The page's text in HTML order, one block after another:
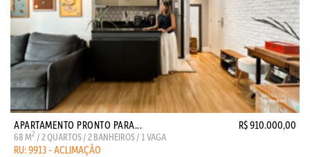
APARTAMENTO PRONTO PARA... R$ 910.000,00
68 M2 / 2 QUARTOS / 2 BANHEIROS / 1 VAGA
RU: 9913 - ACLIMAÇÃO